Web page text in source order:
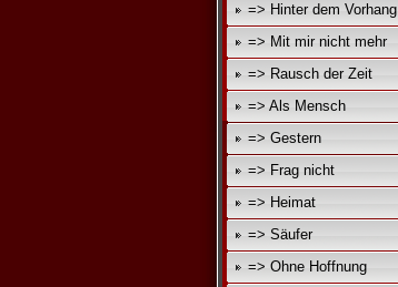
=> Hinter dem Vorhang
=> Mit mir nicht mehr
=> Rausch der Zeit
=> Als Mensch
=> Gestern
=> Frag nicht
=> Heimat
=> Säufer
=> Ohne Hoffnung